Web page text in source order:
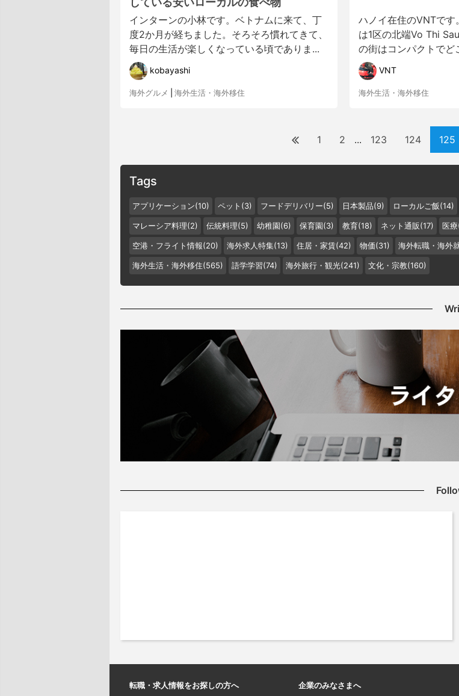
インターンの小林です。ベトナムに来て、丁
度2か月が経ちました。そろそろ慣れてきて、
毎日の生活が楽しくなっている頃でありま...
kobayashi
海外グルメ 海外生活・海外移住
ハノイ在住のVNTです
は1区の北端Vo Thi
の街はコンパクトでど
VNT
海外生活・海外移住
1 2 123 124 125
Tags
アプリケーション(10) ペット(3) フードデリバリー(5) 日本製品(9) ローカルご飯(14)
マレーシア料理(2) 伝統料理(5) 幼稚園(6) 保育園(3) 教育(18) ネット通販(17) 医
空港・フライト情報(20) 海外求人特集(13) 住居・家賃(42) 物価(31) 海外転職・海外
海外生活・海外移住(565) 語学学習(74) 海外旅行・観光(241) 文化・宗教(160)
転職・求人情報をお探しの方へ 企業のみなさまへ